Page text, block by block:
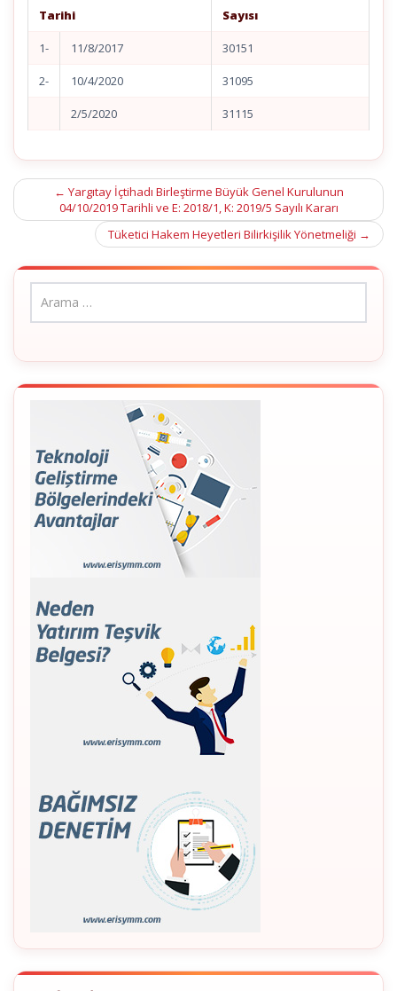
Tarihi Sayısı
1- 11/8/2017 30151
2- 10/4/2020 31095
2/5/2020 31115
Post
navigation
← Yargıtay İçtihadı Birleştirme Büyük Genel Kurulunun
04/10/2019 Tarihli ve E: 2018/1, K: 2019/5 Sayılı Kararı
Tüketici Hakem Heyetleri Bilirkişilik Yönetmeliği →